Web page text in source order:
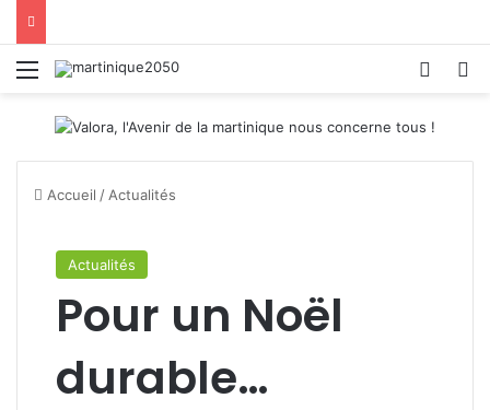
Menu
Accueil / Actualités
Actualités
Pour un Noël
durable…